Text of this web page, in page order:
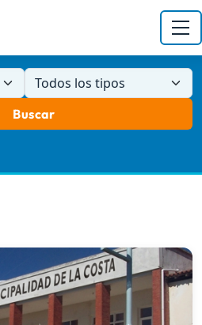
Todos los tipos
Buscar